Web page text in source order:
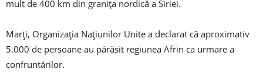
mult de 400 km din granița nordică a Siriei.
Marți, Organizația Națiunilor Unite a declarat că aproximativ
5.000 de persoane au părăsit regiunea Afrin ca urmare a
confruntărilor.